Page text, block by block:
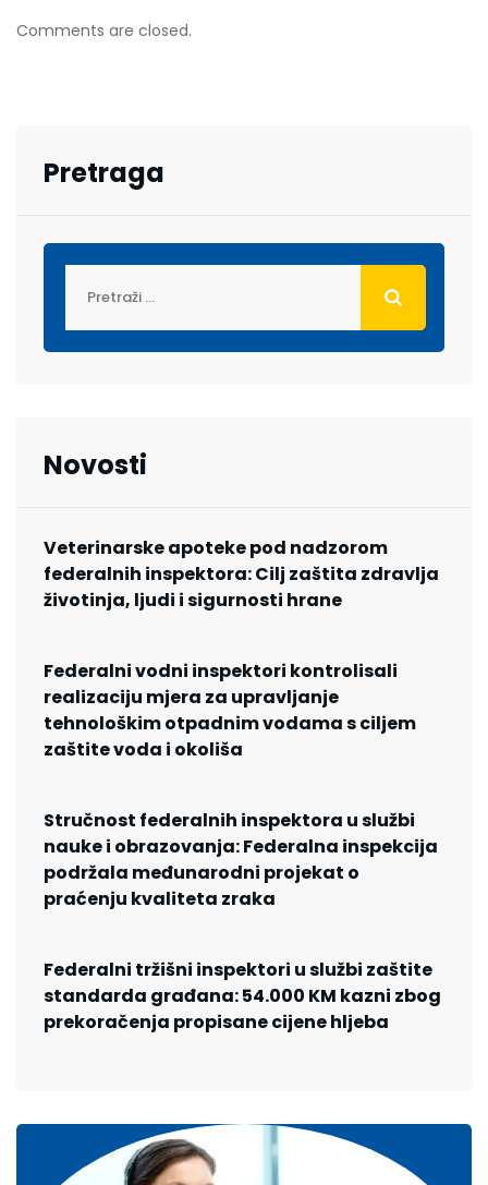
Comments are closed.
Pretraga
Novosti
Veterinarske apoteke pod nadzorom
federalnih inspektora: Cilj zaštita zdravlja
životinja, ljudi i sigurnosti hrane
Federalni vodni inspektori kontrolisali
realizaciju mjera za upravljanje
tehnološkim otpadnim vodama s ciljem
zaštite voda i okoliša
Stručnost federalnih inspektora u službi
nauke i obrazovanja: Federalna inspekcija
podržala međunarodni projekat o
praćenju kvaliteta zraka
Federalni tržišni inspektori u službi zaštite
standarda građana: 54.000 KM kazni zbog
prekoračenja propisane cijene hljeba